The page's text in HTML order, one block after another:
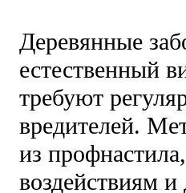
Деревянные
естественный
требуют
вредителей.
из
воздействиям